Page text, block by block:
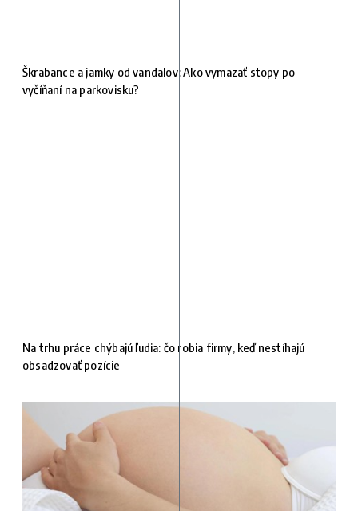
Škrabance a jamky od vandalov: Ako vymazať stopy po
vyčíňaní na parkovisku?
Na trhu práce chýbajú ľudia: čo robia firmy, keď nestíhajú
obsadzovať pozície